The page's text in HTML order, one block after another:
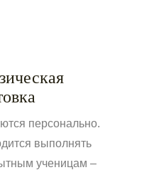
персонально.
выполнять
ученицам –